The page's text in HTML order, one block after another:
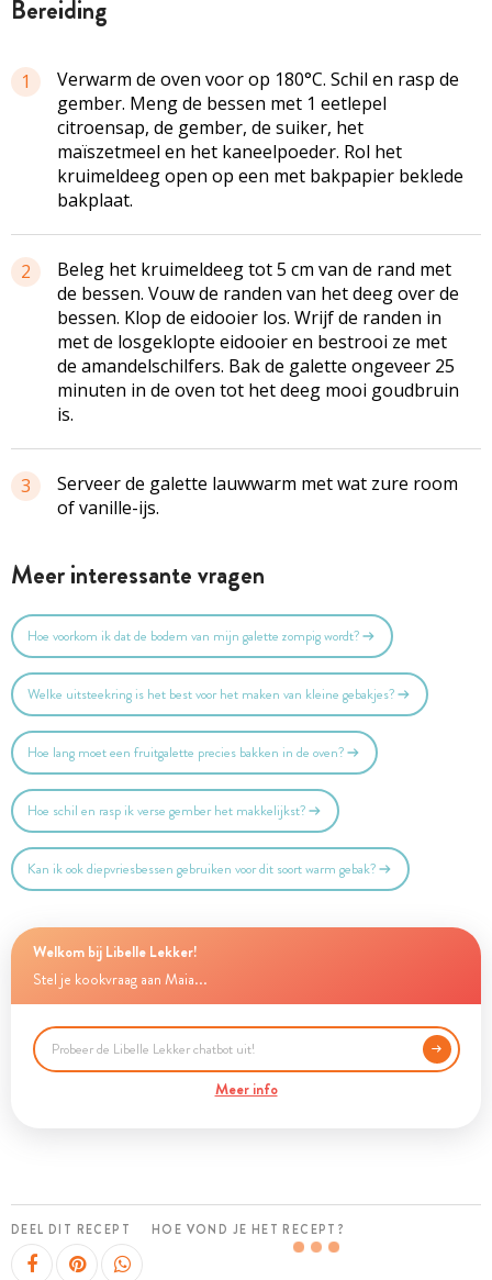
bereiding
1
Verwarm de oven voor op 180°C. Schil en rasp de
gember. Meng de bessen met 1 eetlepel
citroensap, de gember, de suiker, het
maïszetmeel en het kaneelpoeder. Rol het
kruimeldeeg open op een met bakpapier beklede
bakplaat.
2
Beleg het kruimeldeeg tot 5 cm van de rand met
de bessen. Vouw de randen van het deeg over de
bessen. Klop de eidooier los. Wrijf de randen in
met de losgeklopte eidooier en bestrooi ze met
de amandelschilfers. Bak de galette ongeveer 25
minuten in de oven tot het deeg mooi goudbruin
is.
3
Serveer de galette lauwwarm met wat zure room
of vanille-ijs.
Meer interessante vragen
Hoe voorkom ik dat de bodem van mijn galette zompig wordt?
Welke uitsteekring is het best voor het maken van kleine gebakjes?
Hoe lang moet een fruitgalette precies bakken in de oven?
Hoe schil en rasp ik verse gember het makkelijkst?
Kan ik ook diepvriesbessen gebruiken voor dit soort warm gebak?
Welkom bij Libelle Lekker!
Stel je kookvraag aan Maia...
Meer info
DEEL DIT RECEPT HOE VOND JE HET RECEPT?